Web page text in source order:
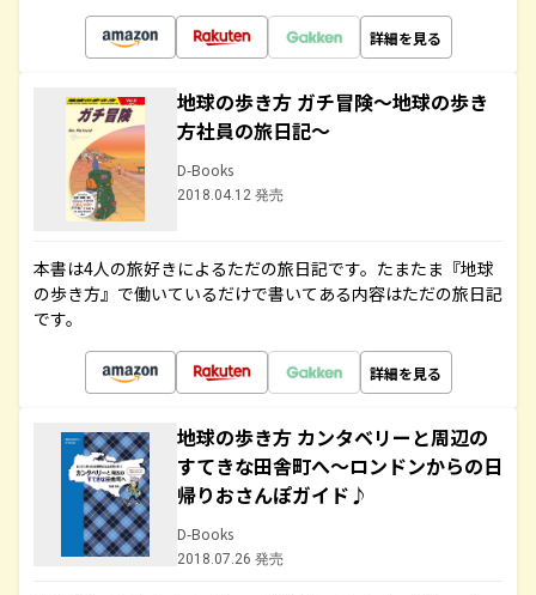
詳細を見る
地球の歩き方 ガチ冒険～地球の歩き
方社員の旅日記～
D-Books
2018.04.12 発売
本書は4人の旅好きによるただの旅日記です。たまたま『地球
の歩き方』で働いているだけで書いてある内容はただの旅日記
です。
詳細を見る
地球の歩き方 カンタベリーと周辺の
すてきな田舎町へ～ロンドンからの日
帰りおさんぽガイド♪
D-Books
2018.07.26 発売